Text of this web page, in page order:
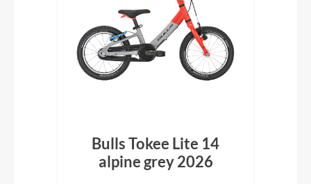
Bulls Tokee Lite 14
alpine grey 2026